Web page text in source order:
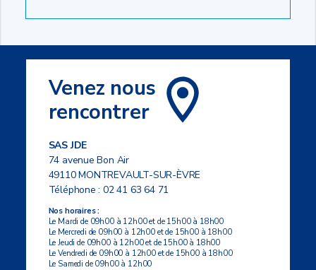
Venez nous
rencontrer
SAS JDE
74 avenue Bon Air
49110 MONTREVAULT-SUR-ÈVRE
Téléphone :02 41 63 64 71
Nos horaires :
Le Mardi de 09h00 à 12h00 et de 15h00 à 18h00
Le Mercredi de 09h00 à 12h00 et de 15h00 à 18h00
Le Jeudi de 09h00 à 12h00 et de 15h00 à 18h00
Le Vendredi de 09h00 à 12h00 et de 15h00 à 18h00
Le Samedi de 09h00 à 12h00